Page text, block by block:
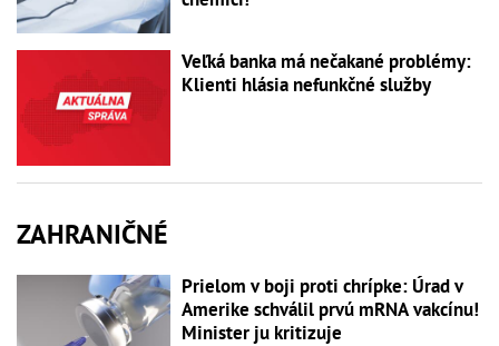
Veľká banka má nečakané problémy:
Klienti hlásia nefunkčné služby
ZAHRANIČNÉ
Prielom v boji proti chrípke: Úrad v
Amerike schválil prvú mRNA vakcínu!
Minister ju kritizuje